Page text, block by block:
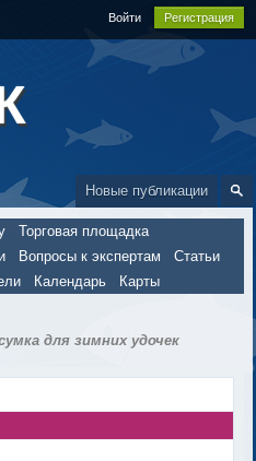
Войти Регистрация
Новые публикации
Торговая площадка
Вопросы к экспертам
Статьи
Календарь Карты
для зимних удочек